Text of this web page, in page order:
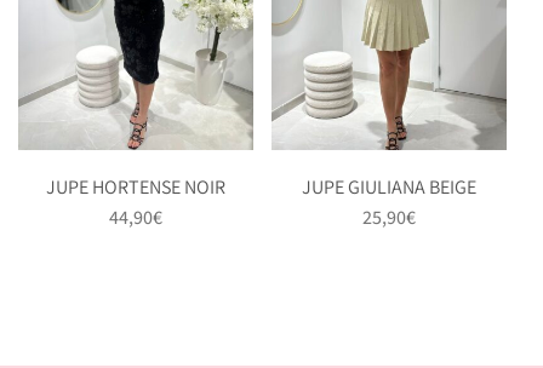
JUPE HORTENSE NOIR
44,90€
JUPE GIULIANA BEIGE
25,90€